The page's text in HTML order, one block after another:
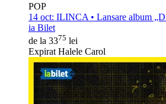
POP
14 oct: ILINCA • Lansare album
ia Bilet
de la 3375 lei
Expirat Halele Carol